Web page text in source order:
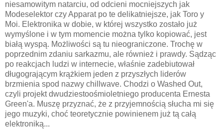
niesamowitym natarciu, od odcieni mocniejszych jak
Modeselektor czy Apparat po te delikatniejsze, jak Toro y
Moi. Elektronika w dobie, w której wszystko zostało już
wymyślone i w tym momencie można tylko kopiować, jest
białą wyspą. Możliwości są tu nieograniczone. Trochę w
poprzednim zdaniu sarkazmu, ale również i prawdy. Sądząc
po reakcjach ludzi w internecie, właśnie zadebiutował
długogrającym krążkiem jeden z przyszłych liderów
brzmienia spod nazwy chillwave. Chodzi o Washed Out,
czyli projekt dwudziestoośmioletniego producenta Ernesta
Green'a. Muszę przyznać, że z przyjemnością słucha mi się
jego muzyki, choć teoretycznie powinienem już tą całą
elektroniką...